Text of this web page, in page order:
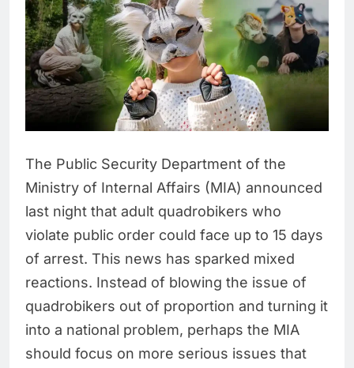
The Public Security Department of the
Ministry of Internal Affairs (MIA) announced
last night that adult quadrobikers who
violate public order could face up to 15 days
of arrest. This news has sparked mixed
reactions. Instead of blowing the issue of
quadrobikers out of proportion and turning it
into a national problem, perhaps the MIA
should focus on more serious issues that